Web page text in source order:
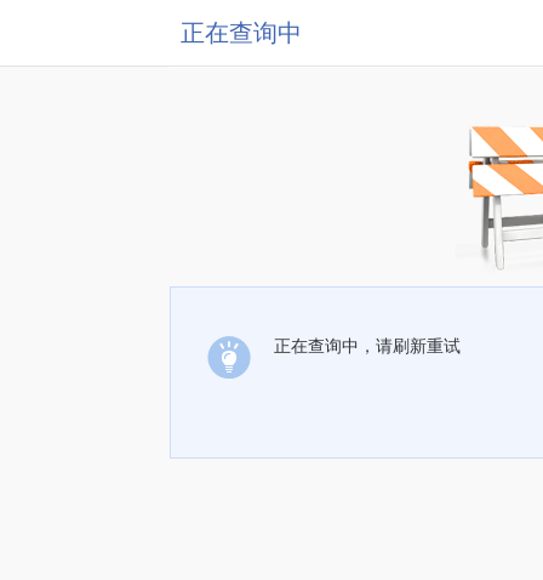
正在查询中
正在查询中，请刷新重试